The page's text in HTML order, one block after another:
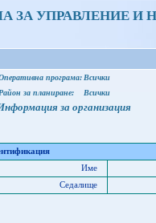
УПРАВЛЕНИЕ И
програма: Всички
Район за планиране:
Всички
за организация
Име
Седалище